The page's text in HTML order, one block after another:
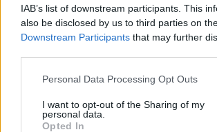
IAB’s list of downstream participants. This
also be disclosed by us to third parties on
Downstream Participants that may further
Personal Data Processing Opt Outs
I want to opt-out of the Sharing of my
personal data.
Opted In